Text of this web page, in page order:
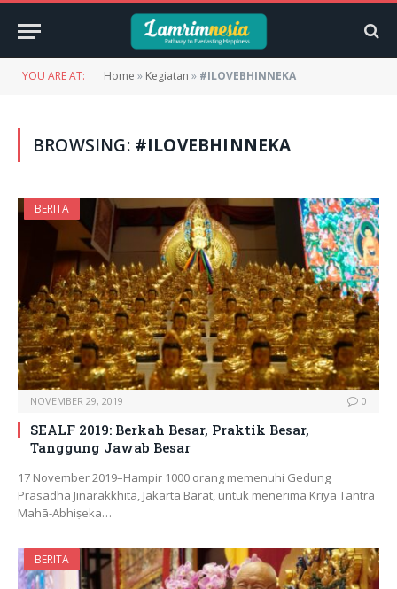
YOU ARE AT: Home » Kegiatan » #ILOVEBHINNEKA
BROWSING: #ILOVEBHINNEKA
BERITA
NOVEMBER 29, 2019 0
SEALF 2019: Berkah Besar, Praktik Besar,
Tanggung Jawab Besar
17 November 2019–Hampir 1000 orang memenuhi Gedung
Prasadha Jinarakkhita, Jakarta Barat, untuk menerima Kriya Tantra
Mahā-Abhiṣeka…
BERITA